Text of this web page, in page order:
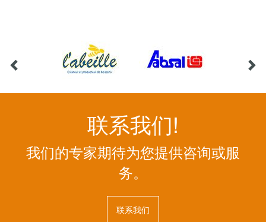
联系我们!
我们的专家期待为您提供咨询或服
务。
联系我们